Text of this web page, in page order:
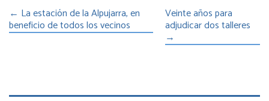
← La estación de la Alpujarra, en
beneficio de todos los vecinos
Veinte años para
adjudicar dos talleres
→